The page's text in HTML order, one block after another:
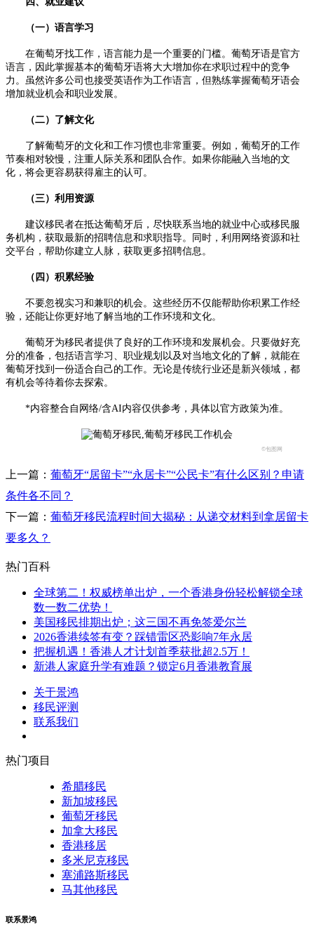
（一）语言学习
在葡萄牙找工作，语言能力是一个重要的门槛。葡萄牙语是官方
语言，因此掌握基本的葡萄牙语将大大增加你在求职过程中的竞争
力。虽然许多公司也接受英语作为工作语言，但熟练掌握葡萄牙语会
增加就业机会和职业发展。
（二）了解文化
了解葡萄牙的文化和工作习惯也非常重要。例如，葡萄牙的工作
节奏相对较慢，注重人际关系和团队合作。如果你能融入当地的文
化，将会更容易获得雇主的认可。
（三）利用资源
建议移民者在抵达葡萄牙后，尽快联系当地的就业中心或移民服
务机构，获取最新的招聘信息和求职指导。同时，利用网络资源和社
交平台，帮助你建立人脉，获取更多招聘信息。
（四）积累经验
不要忽视实习和兼职的机会。这些经历不仅能帮助你积累工作经
验，还能让你更好地了解当地的工作环境和文化。
葡萄牙为移民者提供了良好的工作环境和发展机会。只要做好充
分的准备，包括语言学习、职业规划以及对当地文化的了解，就能在
葡萄牙找到一份适合自己的工作。无论是传统行业还是新兴领域，都
有机会等待着你去探索。
*内容整合自网络/含AI内容仅供参考，具体以官方政策为准。
©包图网
上一篇： 葡萄牙“居留卡”“永居卡”“公民卡”有什么区别？申请
条件各不同？
下一篇： 葡萄牙移民流程时间大揭秘：从递交材料到拿居留卡
要多久？
热门百科
全球第二！权威榜单出炉，一个香港身份轻松解锁全球
数一数二优势！
美国移民排期出炉；这三国不再免签爱尔兰
2026香港续签有变？踩错雷区恐影响7年永居
把握机遇！香港人才计划首季获批超2.5万！
新港人家庭升学有难题？锁定6月香港教育展
关于景鸿
移民评测
联系我们
热门项目
希腊移民
新加坡移民
葡萄牙移民
加拿大移民
香港移居
多米尼克移民
塞浦路斯移民
马其他移民
联系景鸿